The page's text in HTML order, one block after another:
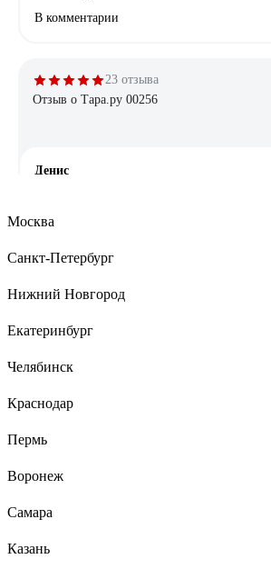
В комментарии
23 отзыва
Отзыв о Тара.ру 00256
Денис
24 отзыва
Плотный пластик, сделано качественно,
Москва
Санкт-Петербург
Нижний Новгород
Екатеринбург
Челябинск
Краснодар
Пермь
Воронеж
Самара
Казань